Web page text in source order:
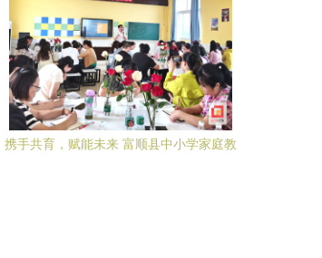
携手共育，赋能未来 富顺县中小学家庭教